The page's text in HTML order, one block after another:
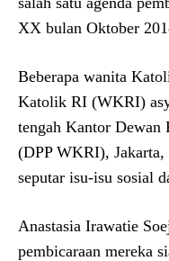
XX bulan Oktober
Beberapa wanita
Katolik RI (WKRI)
tengah Kantor Dewan
(DPP WKRI), Jakarta,
seputar isu-isu sosial
Anastasia Irawatie
pembicaraan mereka